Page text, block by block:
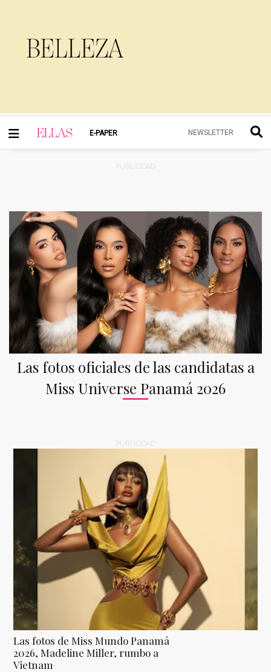
E-PAPER NEWSLETTER
PUBLICIDAD
Las fotos oficiales de las candidatas a
Miss Universe Panamá 2026
PUBLICIDAD
Las fotos de Miss Mundo Panamá
2026, Madeline Miller, rumbo a
Vietnam